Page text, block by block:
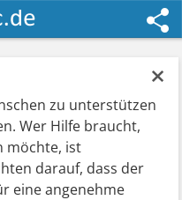
×
zu unterstützen
Wer Hilfe braucht,
möchte, ist
darauf, dass der
eine angenehme